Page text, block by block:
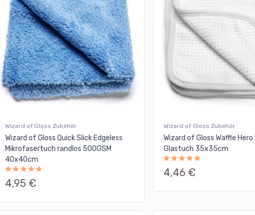
Wizard of Gloss Zubehör
Wizard of Gloss Quick Slick Edgeless
Mikrofasertuch randlos 500GSM
40x40cm
4,95 €
Wizard of Gloss Zubehör
Wizard of Gloss Waffle Hero
Glastuch 35x35cm
4,46 €